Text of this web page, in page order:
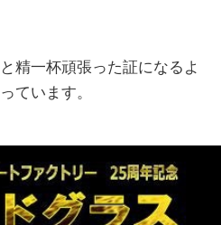
精一杯頑張った証になるよ
ています。